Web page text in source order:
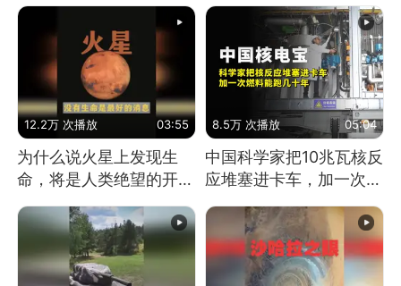
12.2万 次播放 03:55
为什么说火星上发现生
命，将是人类绝望的开
8.5万 次播放 05:04
中国科学家把10兆瓦核反
应堆塞进卡车，加一次燃